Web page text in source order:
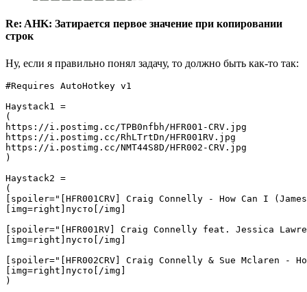
Re: AHK: Затирается первое значение при копировании
строк
Ну, если я правильно понял задачу, то должно быть как-то так:
#Requires AutoHotkey v1
Haystack1 =
(
https://i.postimg.cc/TPB0nfbh/HFR001-CRV.jpg
https://i.postimg.cc/RhLTrtDn/HFR001RV.jpg
https://i.postimg.cc/NMT44S8D/HFR002-CRV.jpg
)
Haystack2 =
(
[spoiler="[HFR001CRV] Craig Connelly - How Can I
[img=right]пусто[/img]
[spoiler="[HFR001RV] Craig Connelly feat. Jessica
[img=right]пусто[/img]
[spoiler="[HFR002CRV] Craig Connelly & Sue Mclaren -
[img=right]пусто[/img]
)